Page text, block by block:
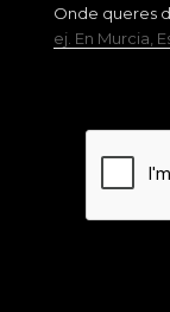
Onde queres
ej. En Murcia,